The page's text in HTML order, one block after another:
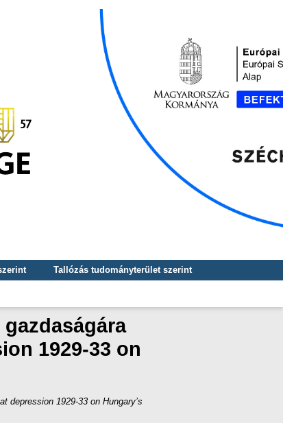
Tallózás tudományterület szerint
1929-33 on
depression 1929-33 on Hungary’s